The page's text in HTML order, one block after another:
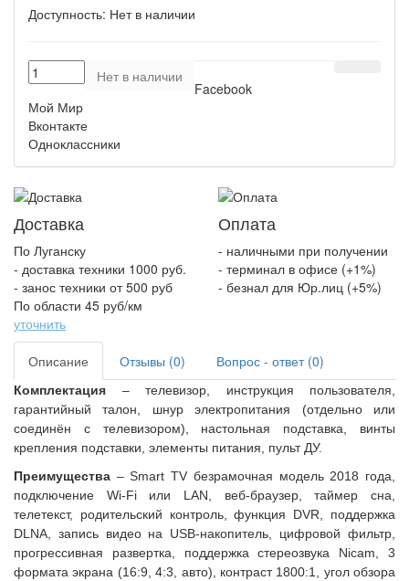
Доступность: Нет в наличии
Нет в наличии
Facebook
Мой Мир
Вконтакте
Одноклассники
Доставка
По Луганску
- доставка техники 1000 руб.
- занос техники от 500 руб
По области 45 руб/км
уточнить
Оплата
- наличными при получении
- терминал в офисе (+1%)
- безнал для Юр.лиц (+5%)
Описание Отзывы (0) Вопрос - ответ (0)
Комплектация – телевизор, инструкция пользователя,
гарантийный талон, шнур электропитания (отдельно или
соединён с телевизором), настольная подставка, винты
крепления подставки, элементы питания, пульт ДУ.
Преимущества – Smart TV безрамочная модель 2018 года,
подключение Wi-Fi или LAN, веб-браузер, таймер сна,
телетекст, родительский контроль, функция DVR, поддержка
DLNA, запись видео на USB-накопитель, цифровой фильтр,
прогрессивная развертка, поддержка стереозвука Nicam, 3
формата экрана (16:9, 4:3, авто), контраст 1800:1, угол обзора